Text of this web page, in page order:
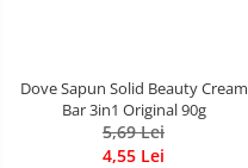
Dove Sapun Solid Beauty Cream
Bar 3in1 Original 90g
5,69 Lei
4,55 Lei